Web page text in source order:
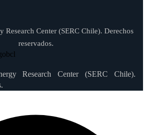
Research Center (SERC Chile). Derechos
reservados.
Research Center (SERC Chile).